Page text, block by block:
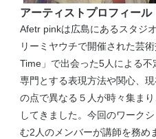
アーティストプロフィー
Afetr pinkは広島にあるスタジ
リーミヤウチで開催された芸
Time」で出会った5人による不
専門とする表現方法や関心、
の点で異なる５人が時々集ま
してきました。今回のワーク
む2人のメンバーが講師を務め